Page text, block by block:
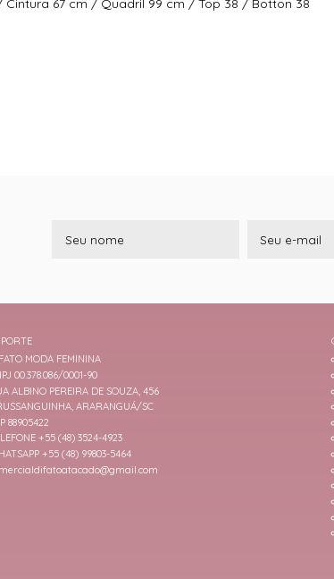
67 cm / Quadril 99 cm / Top 38 / Botton 38
MODA FEMININA
00.378.086/0001-90
ALBINO PEREIRA DE SOUZA, 456
ARARANGUÁ/SC
88905422
+55 (48) 3524-4923
+55 (48) 99803-5464